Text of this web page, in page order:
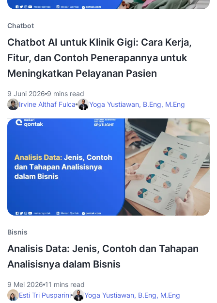
Chatbot
Chatbot AI untuk Klinik Gigi: Cara Kerja,
Fitur, dan Contoh Penerapannya untuk
Meningkatkan Pelayanan Pasien
9 Juni 2026 9 mins read
Irvine Althaf Fulca
Yoga Yustiawan, B.Eng, M.Eng
Bisnis
Analisis Data: Jenis, Contoh dan Tahapan
Analisisnya dalam Bisnis
9 Mei 2026 11 mins read
Esti Tri Pusparini
Yoga Yustiawan, B.Eng, M.Eng